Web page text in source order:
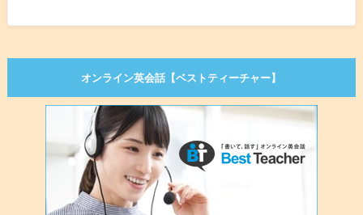
オンライン英会話【ベストティーチャー】